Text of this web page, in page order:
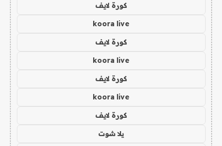
كورة لايف
koora live
كورة لايف
koora live
كورة لايف
koora live
كورة لايف
يلا شوت